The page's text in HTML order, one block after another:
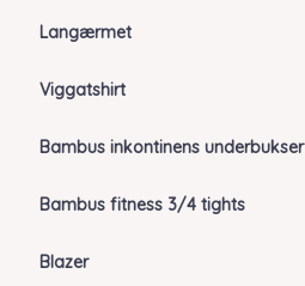
Langærmet
Viggatshirt
Bambus inkontinens underbukser
Bambus fitness 3/4 tights
Blazer